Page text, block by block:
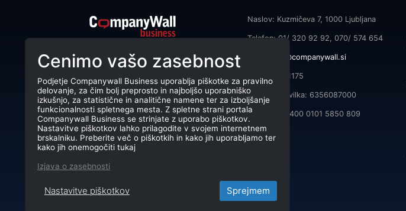
podjetjem pomaga izboljšati
poslovanje z iskanjem in povezovanjem
strank.
CompanyWall Business © 2026
Naslov: Kuzmičeva 7, 1000 Ljubljana
Telefon: 01/ 320 92 92, 070/ 574 654
info@companywall.si
DŠ: SI55591175
Matična številka: 6356087000
TRR: SI56 3400 0101 5850 809
Cenimo vašo zasebnost
Podjetje Companywall Business uporablja piškotke za pravilno
delovanje, za čim bolj preprosto in najboljšo uporabniško
izkušnjo, za statistične in analitične namene ter za izboljšanje
funkcionalnosti spletnega mesta. Z spletne strani portala
Companywall Business se strinjate z uporabo piškotkov.
Nastavitve piškotkov lahko prilagodite v svojem internetnem
brskalniku. Preberite več o piškotkih in kako jih uporabljamo ter
kako jih onemogočiti tukaj
Izjava o zasebnosti
Nastavitve piškotkov Sprejmem